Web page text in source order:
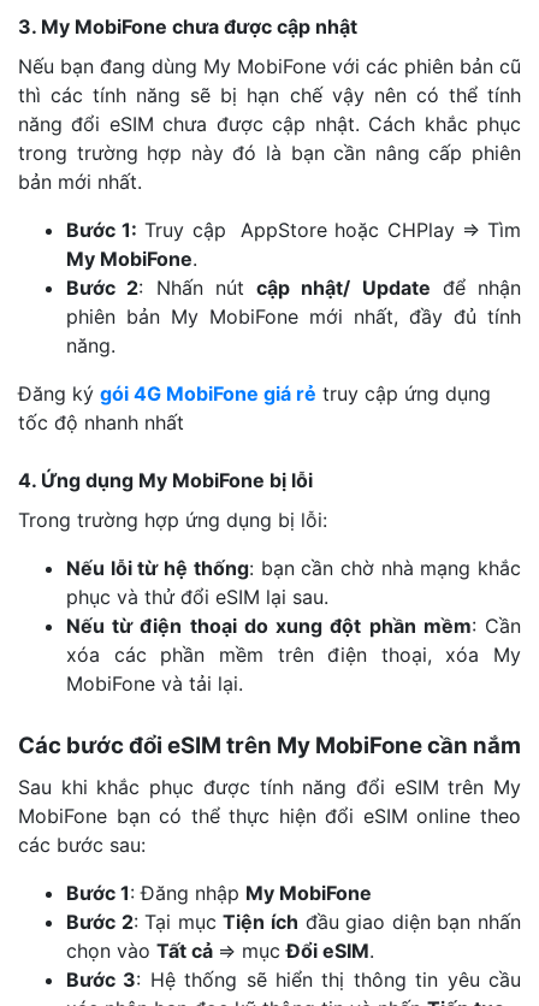
3. My MobiFone chưa được cập nhật
Nếu bạn đang dùng My MobiFone với các phiên bản cũ
thì các tính năng sẽ bị hạn chế vậy nên có thể tính
năng đổi eSIM chưa được cập nhật. Cách khắc phục
trong trường hợp này đó là bạn cần nâng cấp phiên
bản mới nhất.
Bước 1: Truy cập AppStore hoặc CHPlay => Tìm
My MobiFone.
Bước 2: Nhấn nút cập nhật/ Update để nhận
phiên bản My MobiFone mới nhất, đầy đủ tính
năng.
Đăng ký gói 4G MobiFone giá rẻ truy cập ứng dụng
tốc độ nhanh nhất
4. Ứng dụng My MobiFone bị lỗi
Trong trường hợp ứng dụng bị lỗi:
Nếu lỗi từ hệ thống: bạn cần chờ nhà mạng khắc
phục và thử đổi eSIM lại sau.
Nếu từ điện thoại do xung đột phần mềm: Cần
xóa các phần mềm trên điện thoại, xóa My
MobiFone và tải lại.
Các bước đổi eSIM trên My MobiFone cần nắm
Sau khi khắc phục được tính năng đổi eSIM trên My
MobiFone bạn có thể thực hiện đổi eSIM online theo
các bước sau:
Bước 1: Đăng nhập My MobiFone
Bước 2: Tại mụcTiện ích đầu giao diện bạn nhấn
chọn vào Tất cả => mụcĐổi eSIM.
Bước 3: Hệ thống sẽ hiển thị thông tin yêu cầu